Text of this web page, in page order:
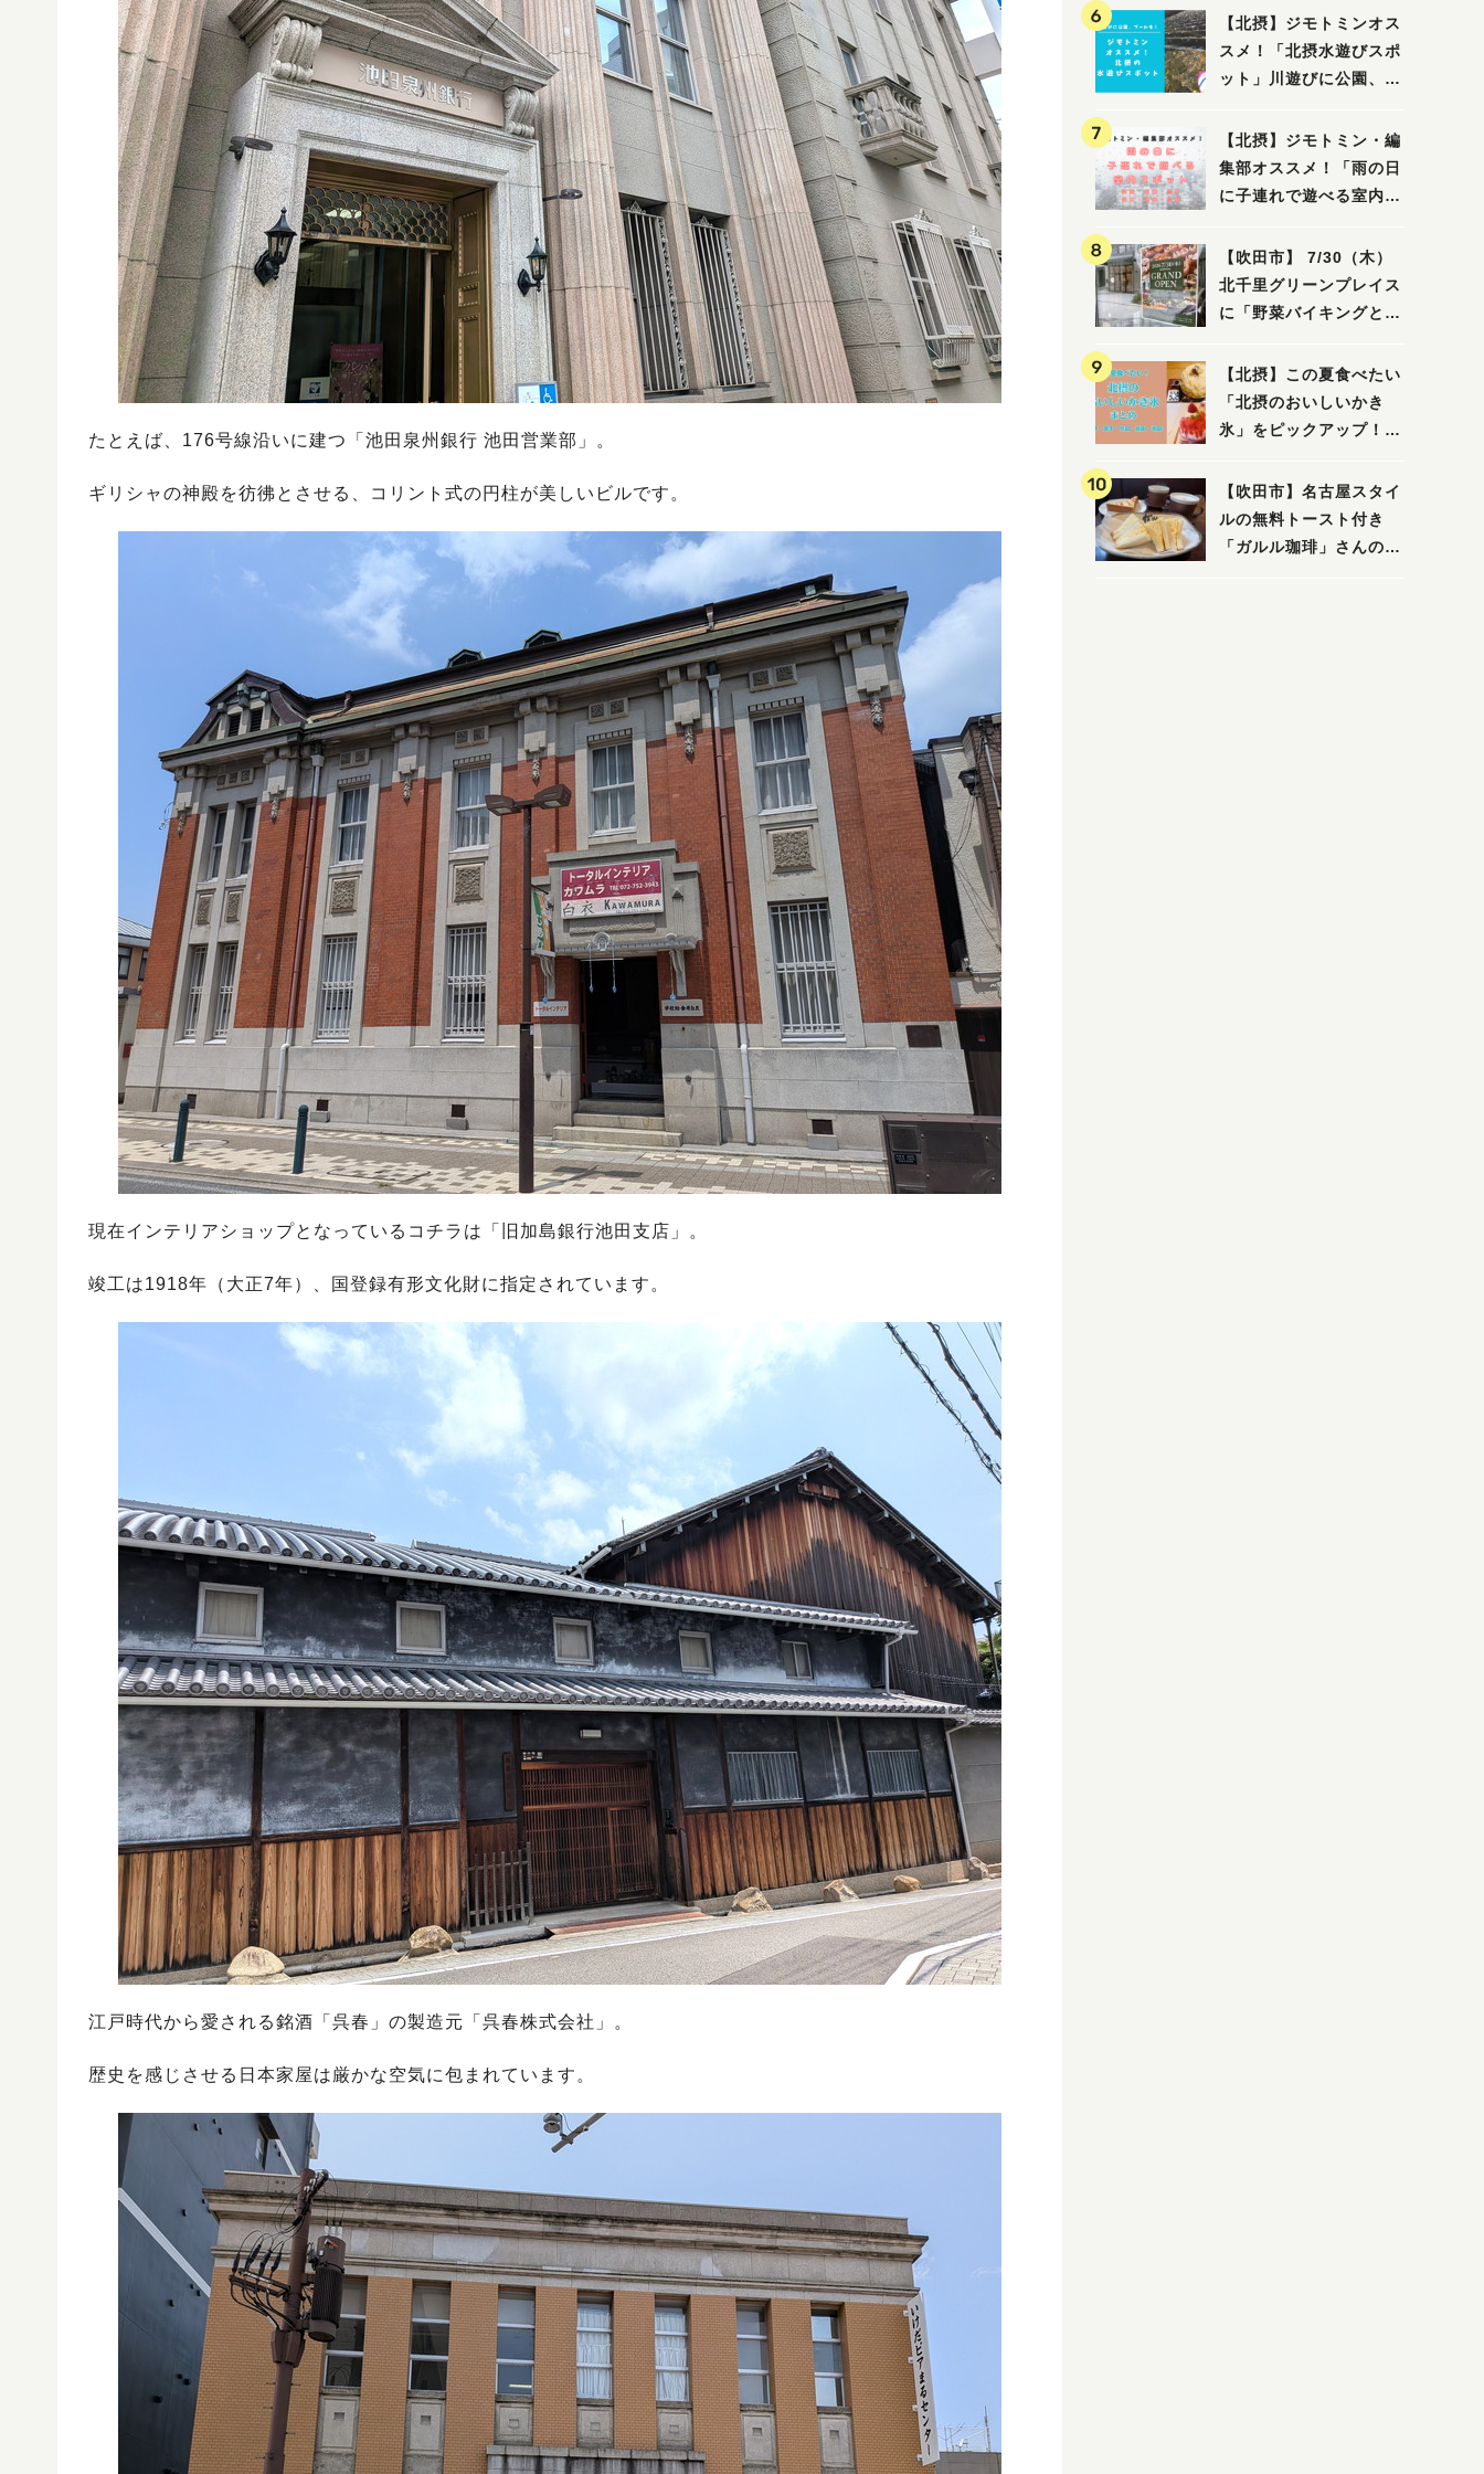
たとえば、176号線沿いに建つ「池田泉州銀行 池田営業部」。
ギリシャの神殿を彷彿とさせる、コリント式の円柱が美しいビルです。
現在インテリアショップとなっているコチラは「旧加島銀行池田支店」。
竣工は1918年（大正7年）、国登録有形文化財に指定されています。
江戸時代から愛される銘酒「呉春」の製造元「呉春株式会社」。
歴史を感じさせる日本家屋は厳かな空気に包まれています。
【北摂】ジモトミンオス
スメ！「北摂水遊びスポ
ット」川遊びに公園、プ
吹田・茨木・高槻）
【北摂】ジモトミン・編
集部オススメ！「雨の日
に子連れで遊べる室内ス
箕面・吹田・豊中・茨
木・池田）
【吹田市】 7/30（木）
北千里グリーンプレイス
に「野菜バイキングと飲
里店」がオープン予定！
【北摂】この夏食べたい
「北摂のおいしいかき
氷」をピックアップ！
面・池田）
【吹田市】名古屋スタイ
ルの無料トースト付き
「ガルル珈琲」さんのお